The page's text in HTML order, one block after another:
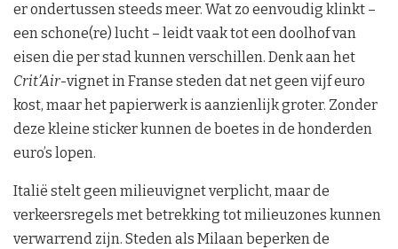
er ondertussen steeds meer. Wat zo eenvoudig klinkt –
een schone(re) lucht – leidt vaak tot een doolhof van
eisen die per stad kunnen verschillen. Denk aan het
Crit’Air-vignet in Franse steden dat net geen vijf euro
kost, maar het papierwerk is aanzienlijk groter. Zonder
deze kleine sticker kunnen de boetes in de honderden
euro’s lopen.
Italië stelt geen milieuvignet verplicht, maar de
verkeersregels met betrekking tot milieuzones kunnen
verwarrend zijn. Steden als Milaan beperken de